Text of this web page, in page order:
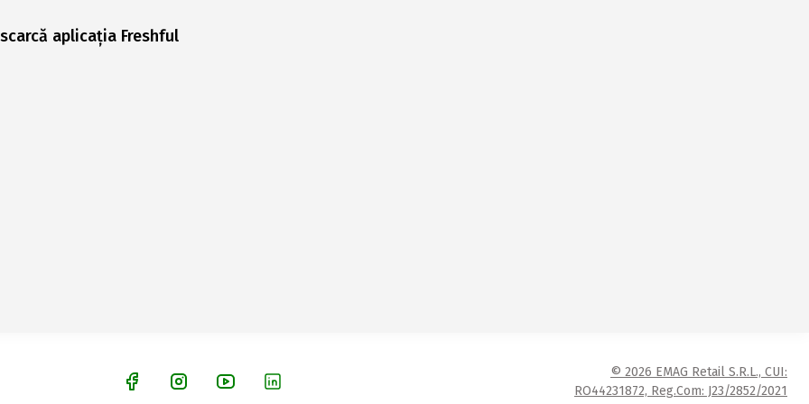
aplicația Freshful
© 2026 EMAG Retail S.R.L., CUI:
RO44231872, Reg.Com: J23/2852/2021